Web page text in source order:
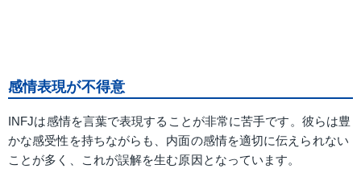
感情表現が不得意
INFJは感情を言葉で表現することが非常に苦手です。彼らは豊
かな感受性を持ちながらも、内面の感情を適切に伝えられない
ことが多く、これが誤解を生む原因となっています。